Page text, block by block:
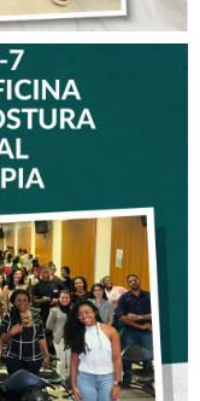
DO
DE
E